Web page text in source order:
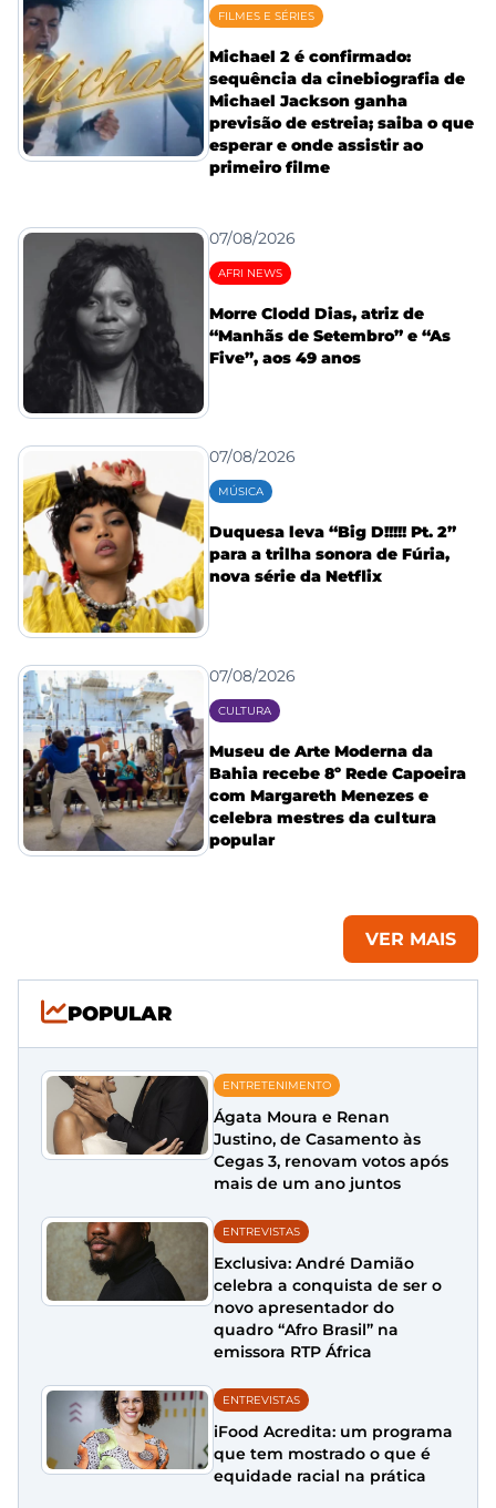
FILMES E SÉRIES
Michael 2 é confirmado:
sequência da cinebiografia de
Michael Jackson ganha
previsão de estreia; saiba o que
esperar e onde assistir ao
primeiro filme
07/08/2026
AFRI NEWS
Morre Clodd Dias, atriz de
“Manhãs de Setembro” e “As
Five”, aos 49 anos
07/08/2026
MÚSICA
Duquesa leva “Big D!!!!! Pt. 2”
para a trilha sonora de Fúria,
nova série da Netflix
07/08/2026
CULTURA
Museu de Arte Moderna da
Bahia recebe 8º Rede Capoeira
com Margareth Menezes e
celebra mestres da cultura
popular
VER MAIS
POPULAR
ENTRETENIMENTO
Ágata Moura e Renan
Justino, de Casamento às
Cegas 3, renovam votos após
mais de um ano juntos
ENTREVISTAS
Exclusiva: André Damião
celebra a conquista de ser o
novo apresentador do
quadro “Afro Brasil” na
emissora RTP África
ENTREVISTAS
iFood Acredita: um programa
que tem mostrado o que é
equidade racial na prática